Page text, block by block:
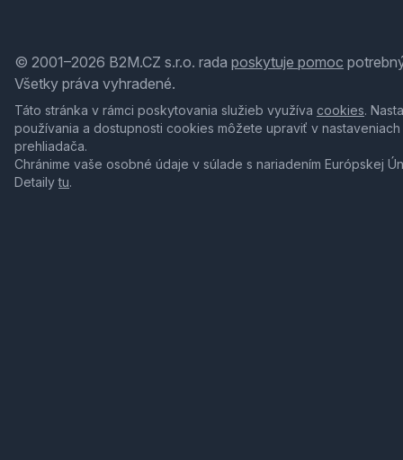
© 2001–2026 B2M.CZ s.r.o. rada poskytuje pomoc
Všetky práva vyhradené.
Táto stránka v rámci poskytovania služieb využíva cookies.
používania a dostupnosti cookies môžete upraviť v nastaveniach
prehliadača.
Chránime vaše osobné údaje v súlade s nariadením Európskej
Detailytu.